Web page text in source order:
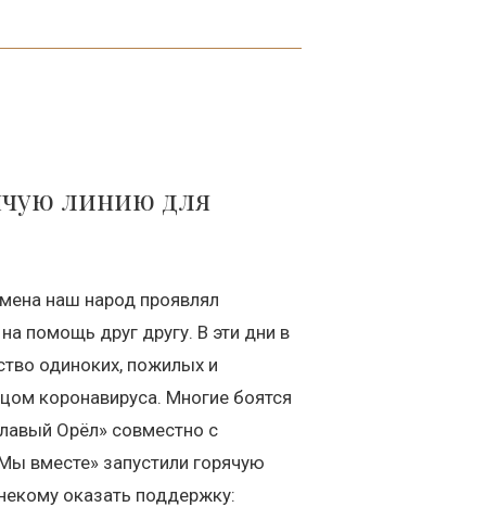
линию для
наш народ проявлял
помощь друг другу. В эти дни в
одиноких, пожилых и
коронавируса. Многие боятся
Орёл» совместно с
вместе» запустили горячую
оказать поддержку: